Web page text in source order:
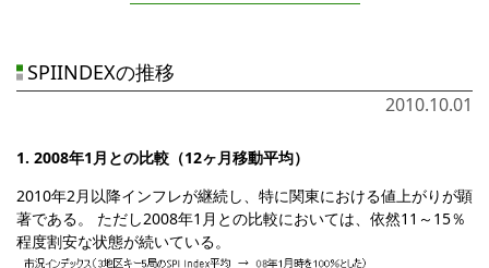
SPIINDEXの推移
2010.10.01
1. 2008年1月との比較（12ヶ月移動平均）
2010年2月以降インフレが継続し、特に関東における値上がりが顕
著である。 ただし2008年1月との比較においては、依然11～15％
程度割安な状態が続いている。